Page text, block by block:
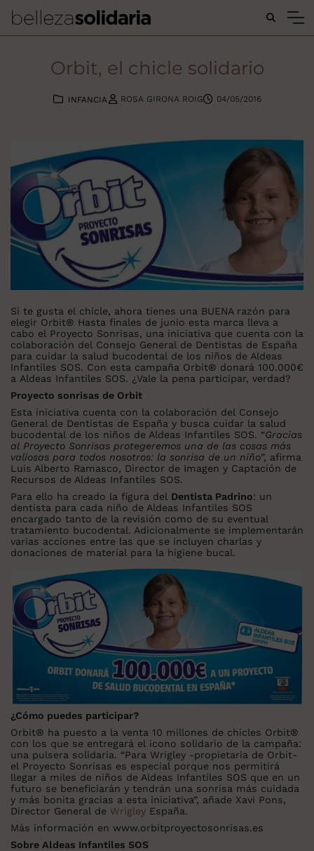
Buscar...
Orbit, el chicle solidario
INFANCIA ROSA GIRONA ROIG 04/05/2016
Si te gusta el chicle, ahora tienes una BUENA razón para
elegir Orbit® Hasta finales de junio esta marca lleva a
cabo el Proyecto Sonrisas, una iniciativa que cuenta con la
colaboración del Consejo General de Dentistas de España
para cuidar la salud bucodental de los niños de Aldeas
Infantiles SOS. Con esta campaña Orbit® donará 100.000€
a Aldeas Infantiles SOS. ¿Vale la pena participar, verdad?
Proyecto sonrisas de Orbit
Esta iniciativa cuenta con la colaboración del Consejo
General de Dentistas de España y busca cuidar la salud
bucodental de los niños de Aldeas Infantiles SOS. “Gracias
al Proyecto Sonrisas protegeremos una de las cosas más
valiosas para todos nosotros: la sonrisa de un niño”, afirma
Luis Alberto Ramasco, Director de Imagen y Captación de
Recursos de Aldeas Infantiles SOS.
Para ello ha creado la figura del Dentista Padrino: un
dentista para cada niño de Aldeas Infantiles SOS
encargado tanto de la revisión como de su eventual
tratamiento bucodental. Adicionalmente se implementarán
varias acciones entre las que se incluyen charlas y
donaciones de material para la higiene bucal.
¿Cómo puedes participar?
Orbit® ha puesto a la venta 10 millones de chicles Orbit®
con los que se entregará el icono solidario de la campaña:
una pulsera solidaria. “Para Wrigley -propietaria de Orbit-
el Proyecto Sonrisas es especial porque nos permitirá
llegar a miles de niños de Aldeas Infantiles SOS que en un
futuro se beneficiarán y tendrán una sonrisa más cuidada
y más bonita gracias a esta iniciativa”, añade Xavi Pons,
Director General de Wrigley España.
Más información en www.orbitproyectosonrisas.es
Sobre Aldeas Infantiles SOS